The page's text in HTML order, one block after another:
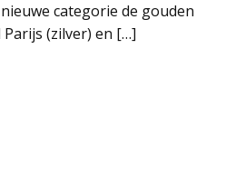
categorie de gouden
(zilver) en […]